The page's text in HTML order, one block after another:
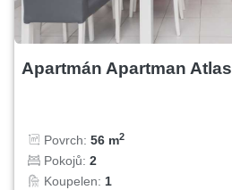
Apartmán Apartman Atlas
Povrch: 56 m2
Pokojů: 2
Koupelen: 1